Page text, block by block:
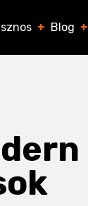
+ Blog +